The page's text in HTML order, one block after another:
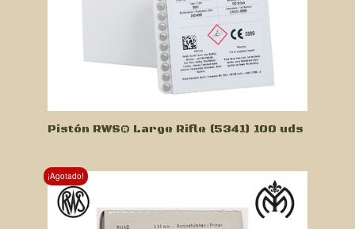
Pistón RWS® Large Rifle (5341) 100 uds
¡Agotado!